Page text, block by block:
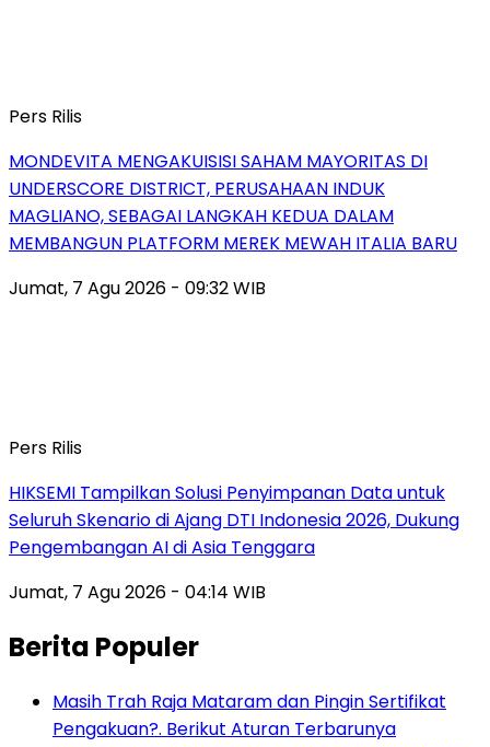
Pers Rilis
MONDEVITA MENGAKUISISI SAHAM MAYORITAS DI
UNDERSCORE DISTRICT, PERUSAHAAN INDUK
MAGLIANO, SEBAGAI LANGKAH KEDUA DALAM
MEMBANGUN PLATFORM MEREK MEWAH ITALIA BARU
Jumat, 7 Agu 2026 - 09:32 WIB
Pers Rilis
HIKSEMI Tampilkan Solusi Penyimpanan Data untuk
Seluruh Skenario di Ajang DTI Indonesia 2026, Dukung
Pengembangan AI di Asia Tenggara
Jumat, 7 Agu 2026 - 04:14 WIB
Berita Populer
Masih Trah Raja Mataram dan Pingin Sertifikat
Pengakuan?. Berikut Aturan Terbarunya